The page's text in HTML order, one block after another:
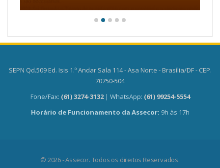
SEPN Qd.509 Ed. Isis 1.º Andar Sala 114 - Asa Norte - Brasília/DF - CEP.
70750-504
Fone/Fax: (61) 3274-3132 | WhatsApp: (61) 99254-5554
Horário de Funcionamento da Assecor: 9h às 17h
© 2026 - Assecor. Todos os direitos Reservados.